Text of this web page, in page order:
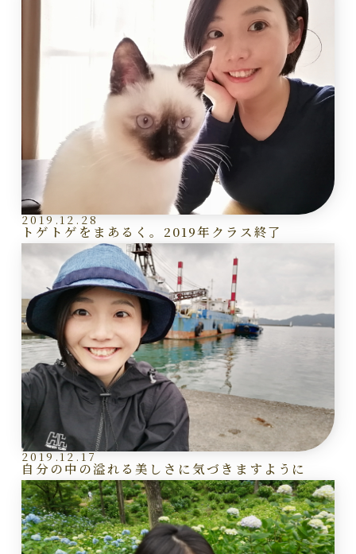
2019.12.28
トゲトゲをまあるく。2019年クラス終了
2019.12.17
自分の中の溢れる美しさに気づきますように